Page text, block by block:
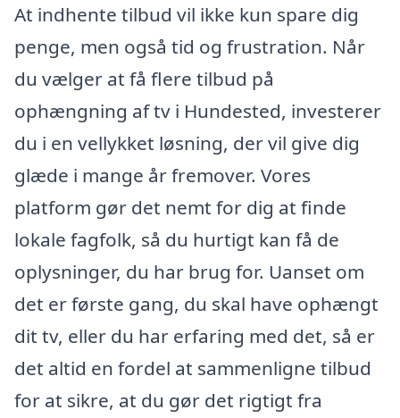
At indhente tilbud vil ikke kun spare dig
penge, men også tid og frustration. Når
du vælger at få flere tilbud på
ophængning af tv i Hundested, investerer
du i en vellykket løsning, der vil give dig
glæde i mange år fremover. Vores
platform gør det nemt for dig at finde
lokale fagfolk, så du hurtigt kan få de
oplysninger, du har brug for. Uanset om
det er første gang, du skal have ophængt
dit tv, eller du har erfaring med det, så er
det altid en fordel at sammenligne tilbud
for at sikre, at du gør det rigtigt fra